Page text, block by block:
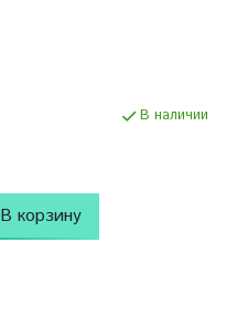
В наличии
В корзину